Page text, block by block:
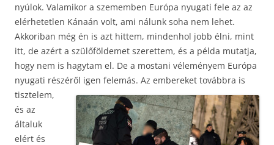
nyúlok. Valamikor a szememben Európa nyugati fele az az
elérhetetlen Kánaán volt, ami nálunk soha nem lehet.
Akkoriban még én is azt hittem, mindenhol jobb élni, mint
itt, de azért a szülőföldemet szerettem, és a példa mutatja,
hogy nem is hagytam el. De a mostani véleményem Európa
nyugati részéről igen felemás. Az embereket továbbra is
tisztelem,
és az
általuk
elért és